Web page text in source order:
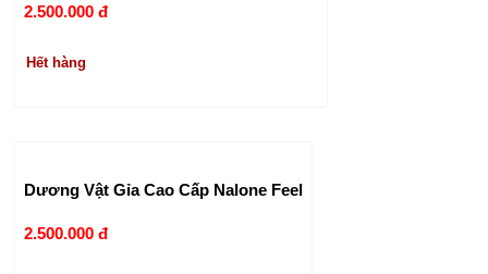
2.500.000 đ
Hết hàng
Dương Vật Gỉa Cao Cấp Nalone Feel
2.500.000 đ